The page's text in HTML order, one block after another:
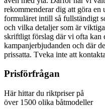
rekommenderar dig att göra
formuläret intill så fullständigt
och vilka detaljer som är
skriftligt förslag där vi ofta kan
kampanjerbjudanden och där
prissatta. Tveka inte att
Prisförfrågan
Här hittar du riktpriser på
över 1500 olika båtmodeller